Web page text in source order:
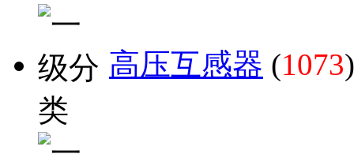
高压互感器 (1073)